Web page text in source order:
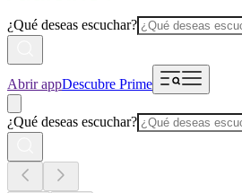
¿Qué deseas escuchar?
Abrir appDescubre Prime
¿Qué deseas escuchar?